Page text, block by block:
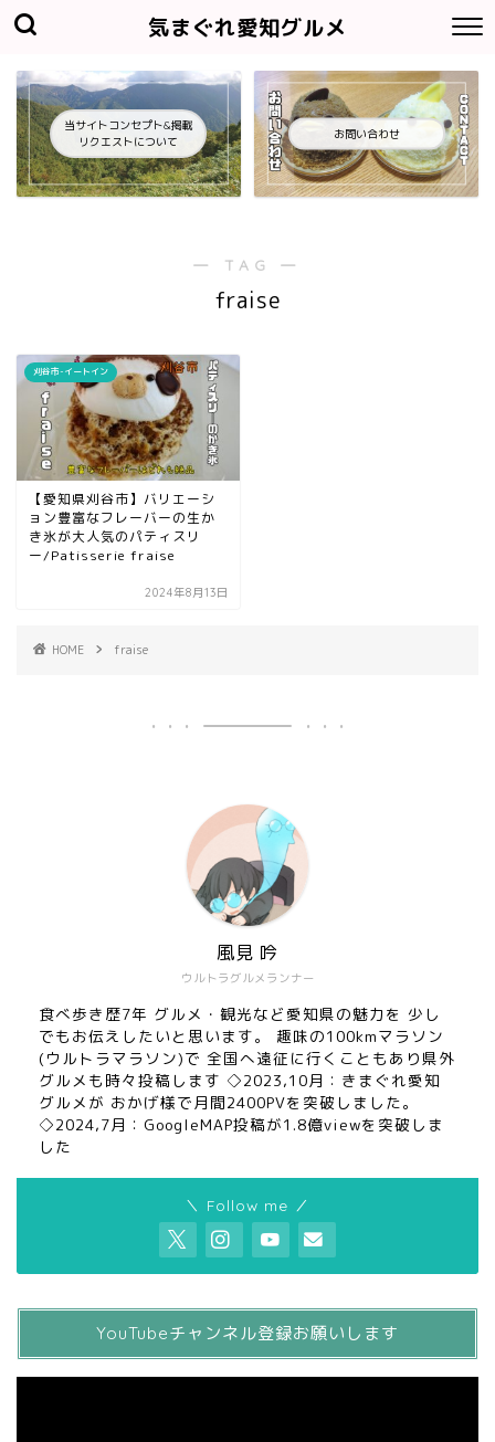
気まぐれ愛知グルメ
当サイトコンセプト&掲載
リクエストについて
お問い合わせ
― TAG ―
fraise
刈谷市-イートイン
【愛知県刈谷市】バリエーシ
ョン豊富なフレーバーの生か
き氷が大人気のパティスリ
ー/Patisserie fraise
2024年8月13日
HOME fraise
ウルトラグルメランナー
風見 吟
食べ歩き歴7年 グルメ・観光など愛知県の魅力を 少し
でもお伝えしたいと思います。 趣味の100kmマラソン
(ウルトラマラソン)で 全国へ遠征に行くこともあり県外
グルメも時々投稿します ◇2023,10月：きまぐれ愛知
グルメが おかげ様で月間2400PVを突破しました。
◇2024,7月：GoogleMAP投稿が1.8億viewを突破しま
した
＼ Follow me ／
YouTubeチャンネル登録お願いします